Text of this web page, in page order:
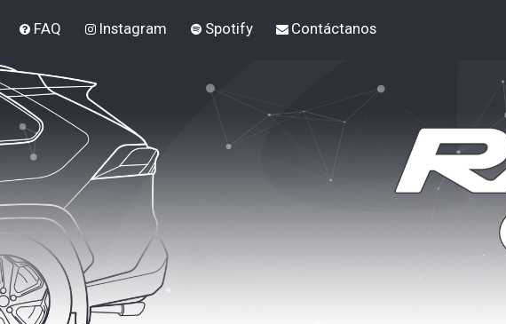
FAQ Instagram Spotify Contáctanos